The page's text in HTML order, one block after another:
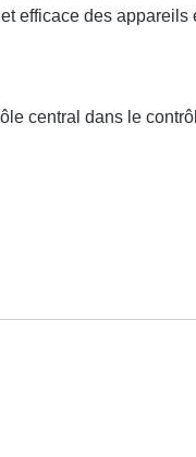
efficace des appareils
central dans le